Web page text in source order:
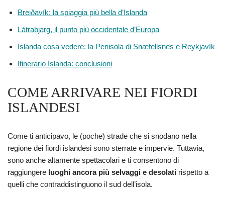
Breiðavík: la spiaggia più bella d’Islanda
Látrabjarg, il punto più occidentale d’Europa
Islanda cosa vedere: la Penisola di Snæfellsnes e Reykjavík
Itinerario Islanda: conclusioni
COME ARRIVARE NEI FIORDI
ISLANDESI
Come ti anticipavo, le (poche) strade che si snodano nella
regione dei fiordi islandesi sono sterrate e impervie. Tuttavia,
sono anche altamente spettacolari e ti consentono di
raggiungere luoghi ancora più selvaggi e desolati rispetto a
quelli che contraddistinguono il sud dell’isola.